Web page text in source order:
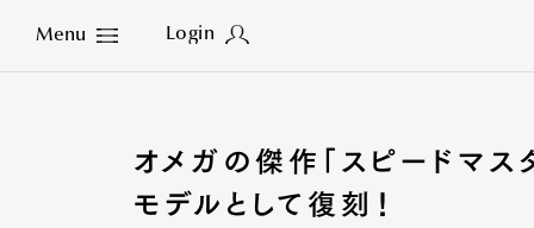
Menu Login
Close
オメガの傑作「スピードマ
モデルとして復刻！